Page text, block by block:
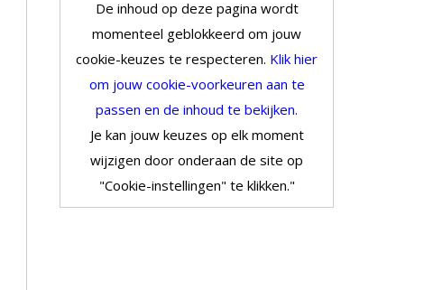
De inhoud op deze pagina wordt
momenteel geblokkeerd om jouw
cookie-keuzes te respecteren. Klik hier
om jouw cookie-voorkeuren aan te
passen en de inhoud te bekijken.
Je kan jouw keuzes op elk moment
wijzigen door onderaan de site op
"Cookie-instellingen" te klikken."